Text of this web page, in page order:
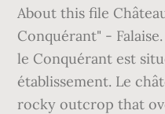
About this file
Conquérant" -
le Conquérant est
établissement. Le
rocky outcrop that